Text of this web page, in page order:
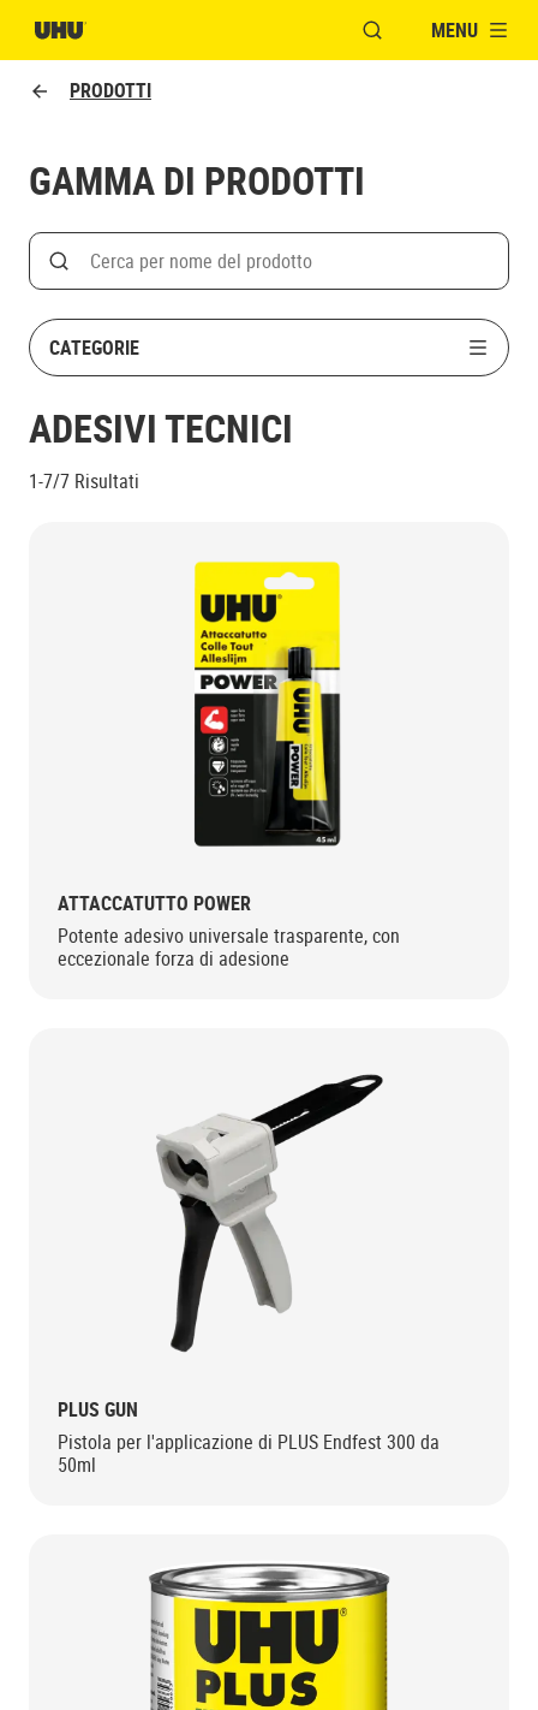
APRI FINESTRA
MENU
PRODOTTI
GAMMA DI PRODOTTI
Search
Cerca
CATEGORIE
ADESIVI TECNICI
1-7/7 Risultati
ATTACCATUTTO POWER
Potente adesivo universale trasparente, con
eccezionale forza di adesione
PLUS GUN
Pistola per l'applicazione di PLUS Endfest 300 da
50ml